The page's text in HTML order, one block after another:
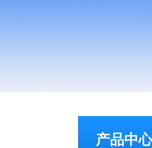
产品中心